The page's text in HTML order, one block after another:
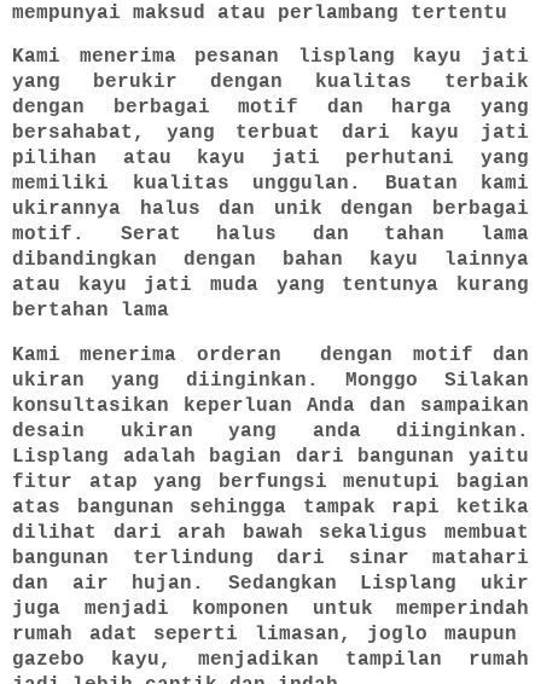
mempunyai maksud atau perlambang tertentu
Kami menerima pesanan lisplang kayu jati
yang berukir dengan kualitas terbaik
dengan berbagai motif dan harga yang
bersahabat, yang terbuat dari kayu jati
pilihan atau kayu jati perhutani yang
memiliki kualitas unggulan. Buatan kami
ukirannya halus dan unik dengan berbagai
motif. Serat halus dan tahan lama
dibandingkan dengan bahan kayu lainnya
atau kayu jati muda yang tentunya kurang
bertahan lama
Kami menerima orderan dengan motif dan
ukiran yang diinginkan. Monggo Silakan
konsultasikan keperluan Anda dan sampaikan
desain ukiran yang anda diinginkan.
Lisplang adalah bagian dari bangunan yaitu
fitur atap yang berfungsi menutupi bagian
atas bangunan sehingga tampak rapi ketika
dilihat dari arah bawah sekaligus membuat
bangunan terlindung dari sinar matahari
dan air hujan. Sedangkan Lisplang ukir
juga menjadi komponen untuk memperindah
rumah adat seperti limasan, joglo maupun
gazebo kayu, menjadikan tampilan rumah